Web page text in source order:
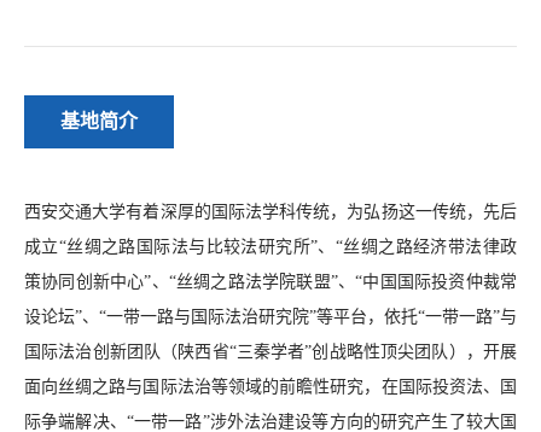
基地简介
西安交通大学有着深厚的国际法学科传统，为弘扬这一传统，先后
成立“丝绸之路国际法与比较法研究所”、“丝绸之路经济带法律政
策协同创新中心”、“丝绸之路法学院联盟”、“中国国际投资仲裁常
设论坛”、“一带一路与国际法治研究院”等平台，依托“一带一路”与
国际法治创新团队（陕西省“三秦学者”创战略性顶尖团队），开展
面向丝绸之路与国际法治等领域的前瞻性研究，在国际投资法、国
际争端解决、“一带一路”涉外法治建设等方向的研究产生了较大国